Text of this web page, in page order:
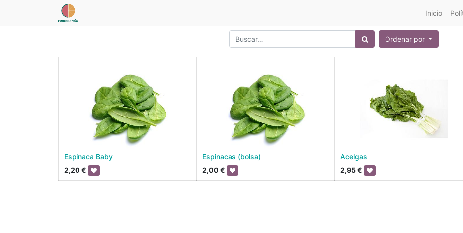
Inicio
Ordenar por
Espinaca Baby
2,20 €
Espinacas (bolsa)
2,00 €
Acelgas
2,95€